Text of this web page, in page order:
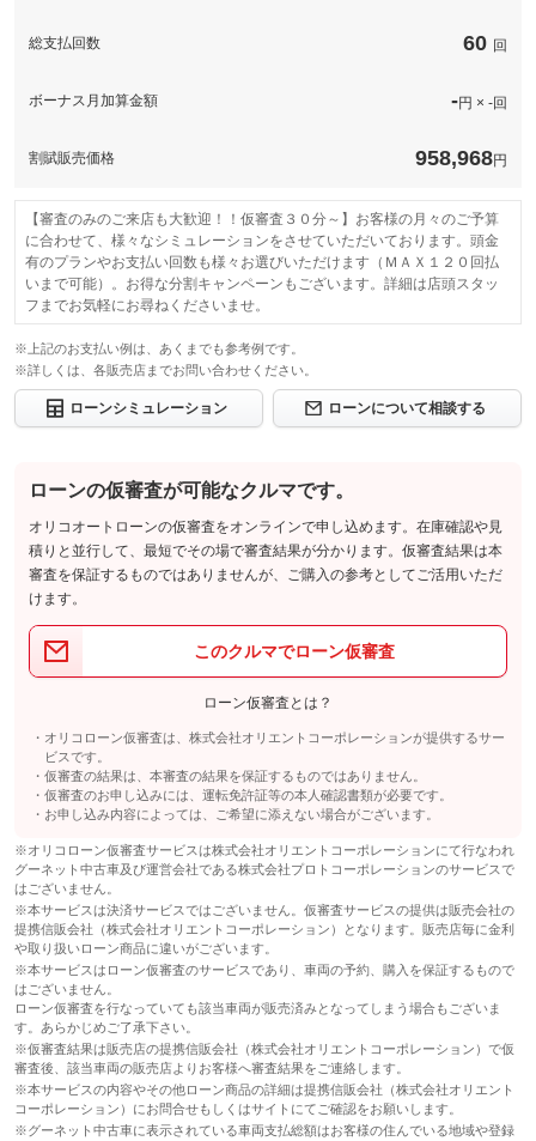
総支払回数 60 回
ボーナス月加算金額 -円 × -回
割賦販売価格 958,968円
【審査のみのご来店も大歓迎！！仮審査３０分～】お客様の月々のご予算
に合わせて、様々なシミュレーションをさせていただいております。頭金
有のプランやお支払い回数も様々お選びいただけます（ＭＡＸ１２０回払
いまで可能）。お得な分割キャンペーンもございます。詳細は店頭スタッ
フまでお気軽にお尋ねくださいませ。
※上記のお支払い例は、あくまでも参考例です。
※詳しくは、各販売店までお問い合わせください。
ローンシミュレーション ローンについて相談する
ローンの仮審査が可能なクルマです。
オリコオートローンの仮審査をオンラインで申し込めます。在庫確認や見
積りと並行して、最短でその場で審査結果が分かります。仮審査結果は本
審査を保証するものではありませんが、ご購入の参考としてご活用いただ
けます。
このクルマでローン仮審査
ローン仮審査とは？
オリコローン仮審査は、株式会社オリエントコーポレーションが提供するサー
ビスです。
仮審査の結果は、本審査の結果を保証するものではありません。
仮審査のお申し込みには、運転免許証等の本人確認書類が必要です。
お申し込み内容によっては、ご希望に添えない場合がございます。
※オリコローン仮審査サービスは株式会社オリエントコーポレーションにて行なわれ
グーネット中古車及び運営会社である株式会社プロトコーポレーションのサービスで
はございません。
※本サービスは決済サービスではございません。仮審査サービスの提供は販売会社の
提携信販会社（株式会社オリエントコーポレーション）となります。販売店毎に金利
や取り扱いローン商品に違いがございます。
※本サービスはローン仮審査のサービスであり、車両の予約、購入を保証するもので
はございません。
ローン仮審査を行なっていても該当車両が販売済みとなってしまう場合もございま
す。あらかじめご了承下さい。
※仮審査結果は販売店の提携信販会社（株式会社オリエントコーポレーション）で仮
審査後、該当車両の販売店よりお客様へ審査結果をご連絡します。
※本サービスの内容やその他ローン商品の詳細は提携信販会社（株式会社オリエント
コーポレーション）にお問合せもしくはサイトにてご確認をお願いします。
※グーネット中古車に表示されている車両支払総額はお客様の住んでいる地域や登録